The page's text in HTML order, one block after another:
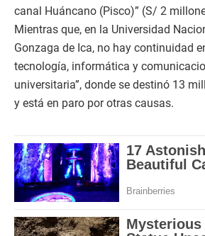
canal Huáncano (Pisco)” (S/ 2
Mientras que, en la Universidad
Gonzaga de Ica, no hay continuidad
tecnología, informática y
universitaria”, donde se destinó 13
y está en paro por otras causas.